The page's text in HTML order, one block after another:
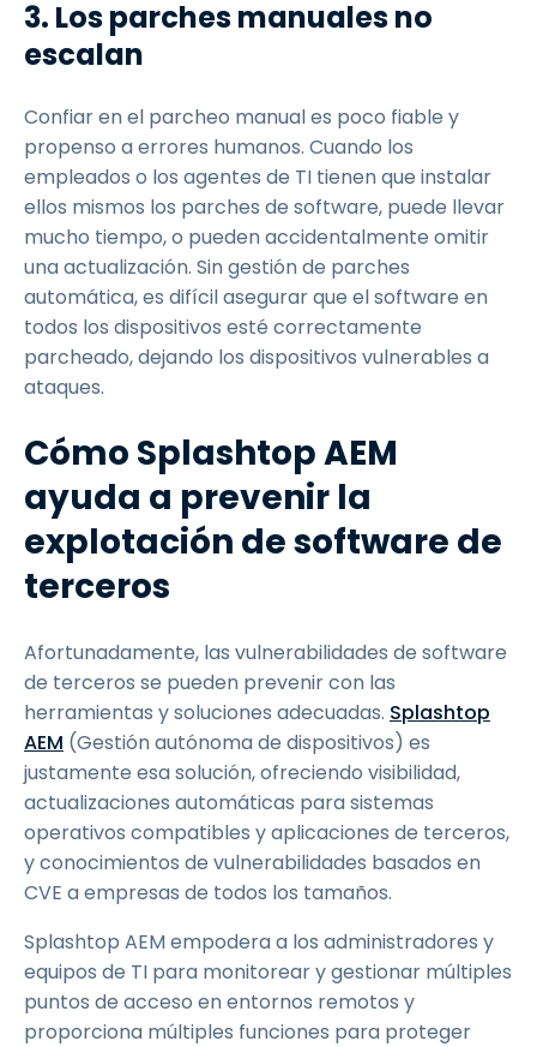
3. Los parches manuales no
escalan
Confiar en el parcheo manual es poco fiable y
propenso a errores humanos. Cuando los
empleados o los agentes de TI tienen que instalar
ellos mismos los parches de software, puede llevar
mucho tiempo, o pueden accidentalmente omitir
una actualización. Sin gestión de parches
automática, es difícil asegurar que el software en
todos los dispositivos esté correctamente
parcheado, dejando los dispositivos vulnerables a
ataques.
Cómo Splashtop AEM
ayuda a prevenir la
explotación de software de
terceros
Afortunadamente, las vulnerabilidades de software
de terceros se pueden prevenir con las
herramientas y soluciones adecuadas. Splashtop
AEM (Gestión autónoma de dispositivos) es
justamente esa solución, ofreciendo visibilidad,
actualizaciones automáticas para sistemas
operativos compatibles y aplicaciones de terceros,
y conocimientos de vulnerabilidades basados en
CVE a empresas de todos los tamaños.
Splashtop AEM empodera a los administradores y
equipos de TI para monitorear y gestionar múltiples
puntos de acceso en entornos remotos y
proporciona múltiples funciones para proteger